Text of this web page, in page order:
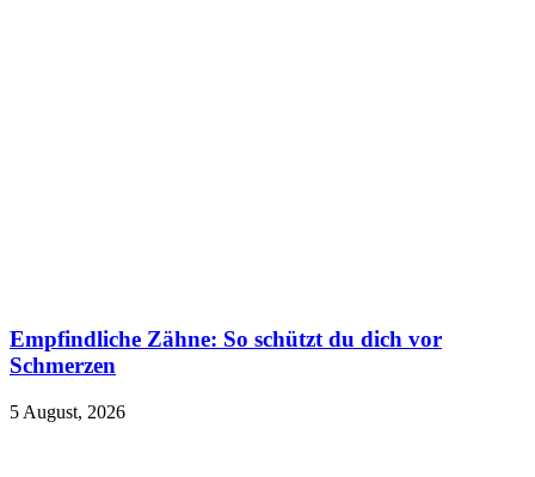
Empfindliche Zähne: So schützt du dich vor
Schmerzen
5 August, 2026